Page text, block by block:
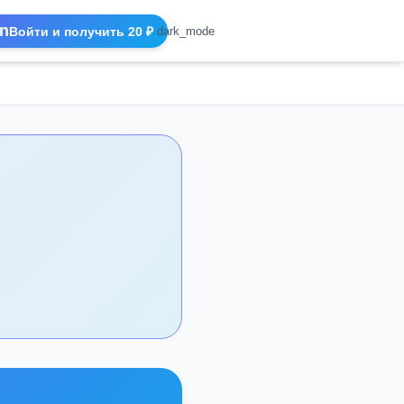
Войти и получить 20 ₽ dark_mode